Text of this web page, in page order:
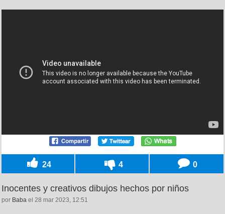
24 4 0
Inocentes y creativos dibujos hechos por niños
por Baba el 28 mar 2023, 12:51